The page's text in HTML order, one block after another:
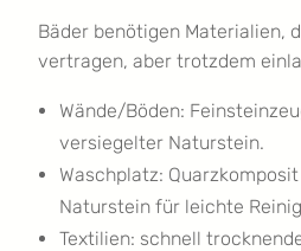
Bäder benötigen Materialien,
vertragen, aber trotzdem
Wände/Böden:
versiegelter Naturstein.
Waschplatz:
Naturstein für leichte
Textilien: schnell